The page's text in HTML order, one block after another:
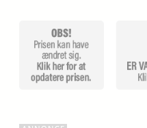
ømmelse